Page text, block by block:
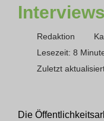
Interviews
Redaktion
Lesezeit: 8
Zuletzt
Die